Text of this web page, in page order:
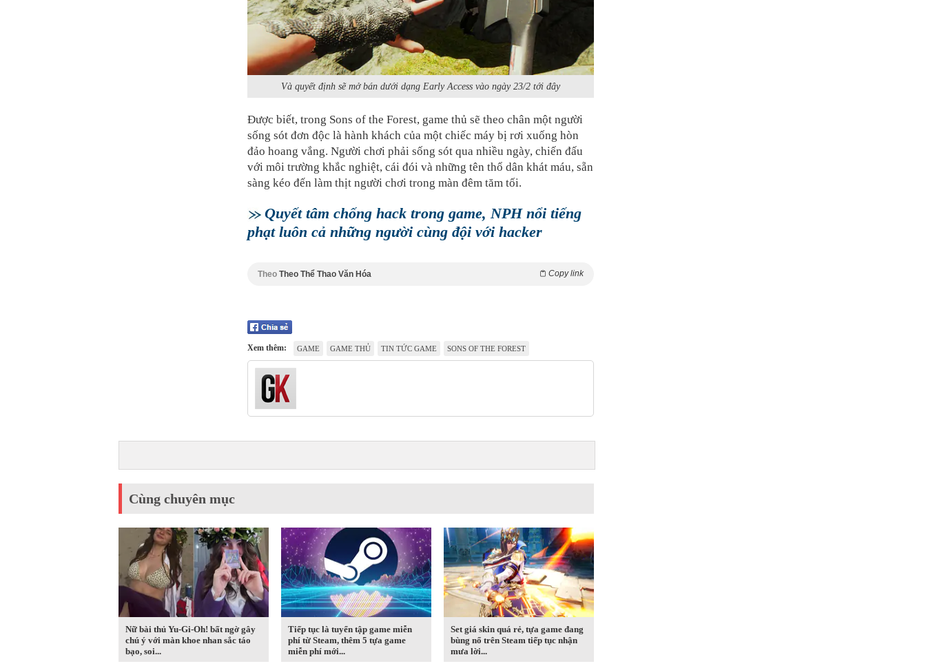
Và quyết định sẽ mở bán dưới dạng Early Access vào ngày 23/2 tới đây
Được biết, trong Sons of the Forest, game thủ sẽ theo chân một người
sống sót đơn độc là hành khách của một chiếc máy bị rơi xuống hòn
đảo hoang vắng. Người chơi phải sống sót qua nhiều ngày, chiến đấu
với môi trường khắc nghiệt, cái đói và những tên thổ dân khát máu, sẵn
sàng kéo đến làm thịt người chơi trong màn đêm tăm tối.
Quyết tâm chống hack trong game, NPH nổi tiếng
phạt luôn cả những người cùng đội với hacker
Theo Theo Thể Thao Văn Hóa Copy link
Xem thêm: GAME GAME THỦ TIN TỨC GAME SONS OF THE FOREST
Cùng chuyên mục
Nữ bài thủ Yu-Gi-Oh! bất ngờ gây
chú ý với màn khoe nhan sắc táo
bạo, soi...
Tiếp tục là tuyển tập game miễn
phí từ Steam, thêm 5 tựa game
miễn phí mới...
Set giá skin quá rẻ, tựa game đang
bùng nổ trên Steam tiếp tục nhận
mưa lời...